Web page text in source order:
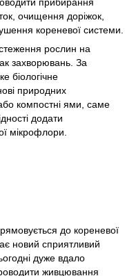
очищення доріжок,
кореневої системи.
рослин на
захворювань. За
біологічне
природних
компостні ями, саме
додати
мікрофлори.
до кореневої
новий сприятливий
дуже вдало
живцювання